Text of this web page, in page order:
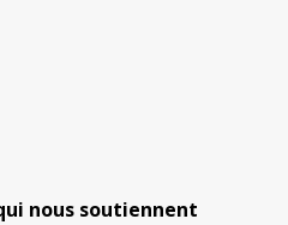
nous soutiennent